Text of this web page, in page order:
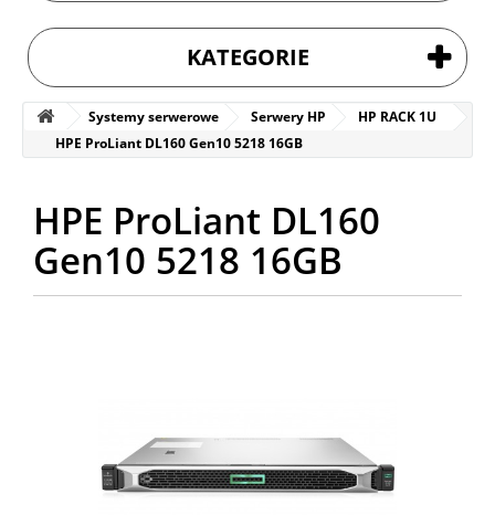
KATEGORIE
Systemy serwerowe Serwery HP
HP RACK 1U
HPE ProLiant DL160 Gen10 5218 16GB
HPE ProLiant DL160
Gen10 5218 16GB